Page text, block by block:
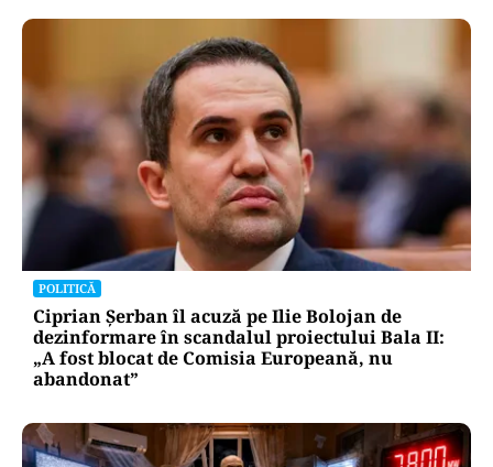
Spionaj pentru Rusia: o româncă de 45 de ani,
arestată în Germania. Misiunea ar fi vizat un
asasinat